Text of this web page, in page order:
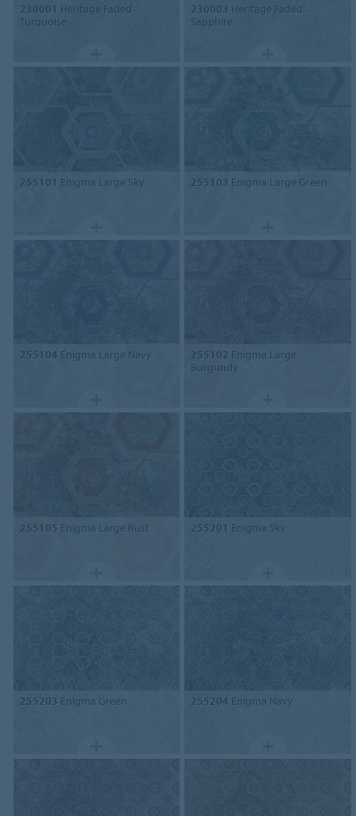
230001 Heritage Faded
Turquoise
230003 Heritage Faded
Sapphire
255101 Enigma Large Sky 255103 Enigma Large Green
255104 Enigma Large Navy 255102 Enigma Large
Burgundy
255105 Enigma Large Rust 255201 Enigma Sky
255203 Enigma Green 255204 Enigma Navy